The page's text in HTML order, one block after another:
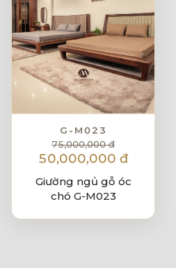
G-M023
75,000,000 đ
50,000,000 đ
Giường ngủ gỗ óc
chó G-M023